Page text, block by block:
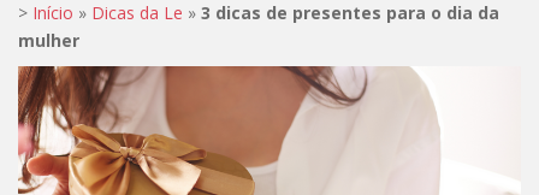
> Início » Dicas da Le » 3 dicas de presentes para o dia da
mulher